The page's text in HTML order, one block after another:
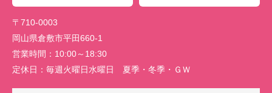
〒710-0003
岡山県倉敷市平田660-1
営業時間： 10:00～18:30
定休日： 毎週火曜日水曜日 夏季・冬季・ＧＷ